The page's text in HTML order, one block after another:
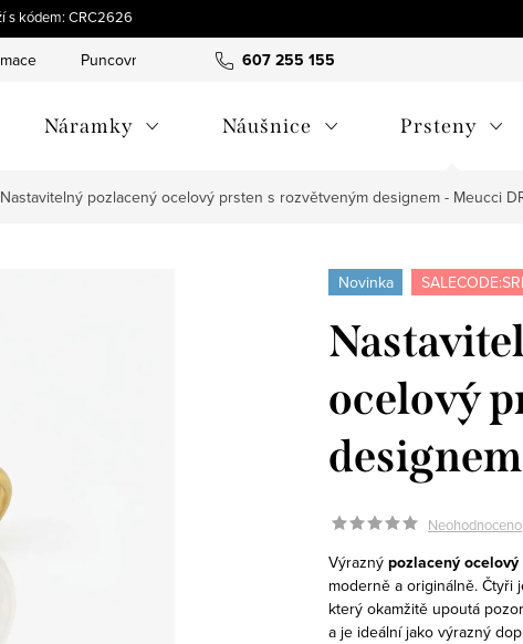
s kódem: CRC2626
607 255 155
Puncovní značky Hodnocení obchodu
Náramky Náušnice Prsteny
Nastavitelný pozlacený ocelový prsten s rozvětveným designem - Meucci
Novinka
ocelový
Neohodnoceno
Výrazný pozlacený
moderně a originálně. Čtyři
který okamžitě upoutá
a je ideální jako výrazný